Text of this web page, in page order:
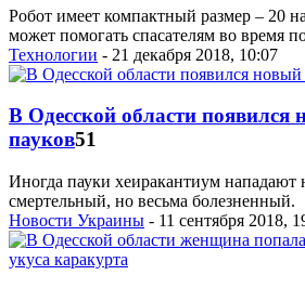
Робот имеет компактный размер – 20
может помогать спасателям во время
Технологии - 21 декабря 2018, 10:07
В Одесской области появился
пауков51
Иногда пауки хеиракантиум нападают
смертельный, но весьма болезненный.
Новости Украины - 11 сентября 2018,